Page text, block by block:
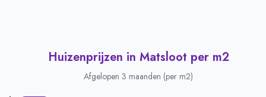
Huizenprijzen in Matsloot per m2
Afgelopen 3 maanden (per m2)